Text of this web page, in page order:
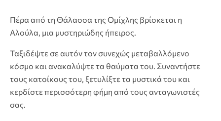
Πέρα από τη Θάλασσα της Ομίχλης βρίσκεται η
Αλούλα, μια μυστηριώδης ήπειρος.
Ταξιδέψτε σε αυτόν τον συνεχώς μεταβαλλόμενο
κόσμο και ανακαλύψτε τα θαύματα του. Συναντήστε
τους κατοίκους του, ξετυλίξτε τα μυστικά του και
κερδίστε περισσότερη φήμη από τους ανταγωνιστές
σας.